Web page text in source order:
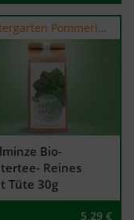
Kräutergarten Pommerland
Bio-
Reines
Tüte 30g
5,29 €